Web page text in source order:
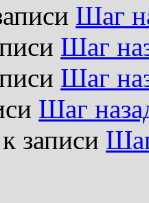
Шаг
Шаг
Шаг
Шаг
к записи